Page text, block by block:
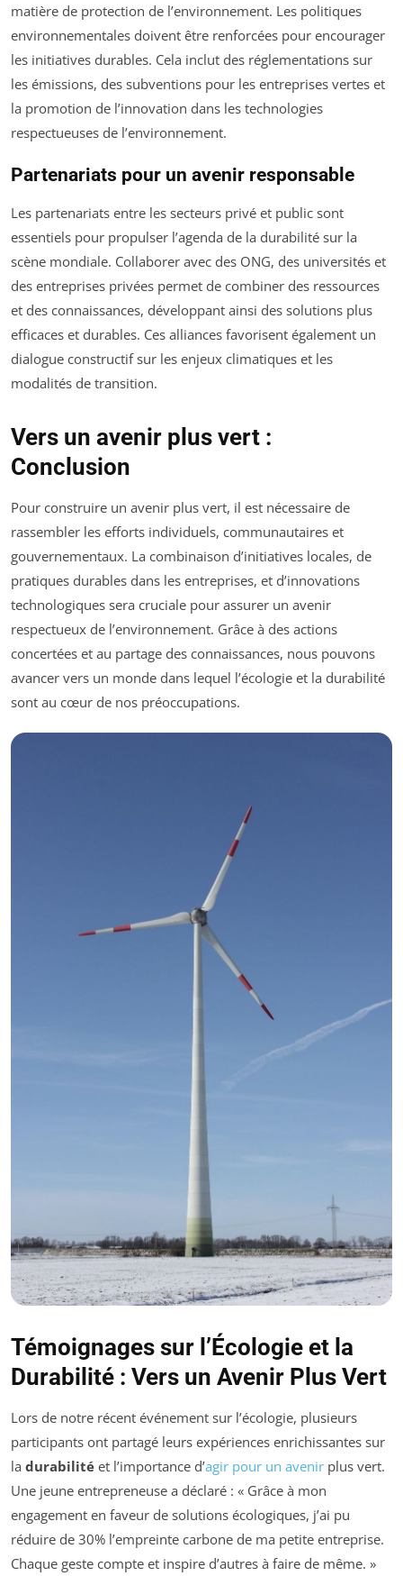
matière de protection de l’environnement. Les politiques
environnementales doivent être renforcées pour encourager
les initiatives durables. Cela inclut des réglementations sur
les émissions, des subventions pour les entreprises vertes et
la promotion de l’innovation dans les technologies
respectueuses de l’environnement.
Partenariats pour un avenir responsable
Les partenariats entre les secteurs privé et public sont
essentiels pour propulser l’agenda de la durabilité sur la
scène mondiale. Collaborer avec des ONG, des universités et
des entreprises privées permet de combiner des ressources
et des connaissances, développant ainsi des solutions plus
efficaces et durables. Ces alliances favorisent également un
dialogue constructif sur les enjeux climatiques et les
modalités de transition.
Vers un avenir plus vert :
Conclusion
Pour construire un avenir plus vert, il est nécessaire de
rassembler les efforts individuels, communautaires et
gouvernementaux. La combinaison d’initiatives locales, de
pratiques durables dans les entreprises, et d’innovations
technologiques sera cruciale pour assurer un avenir
respectueux de l’environnement. Grâce à des actions
concertées et au partage des connaissances, nous pouvons
avancer vers un monde dans lequel l’écologie et la durabilité
sont au cœur de nos préoccupations.
Témoignages sur l’Écologie et la
Durabilité : Vers un Avenir Plus Vert
Lors de notre récent événement sur l’écologie, plusieurs
participants ont partagé leurs expériences enrichissantes sur
la durabilité et l’importance d’agir pour un avenir plus vert.
Une jeune entrepreneuse a déclaré : « Grâce à mon
engagement en faveur de solutions écologiques, j’ai pu
réduire de 30% l’empreinte carbone de ma petite entreprise.
Chaque geste compte et inspire d’autres à faire de même. »